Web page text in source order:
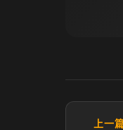
上一